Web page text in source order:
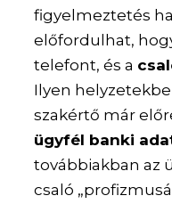
figyelmeztetés
előfordulhat,
telefont, és a
Ilyen
szakértő már
ügyfél banki
továbbiakban az
csaló